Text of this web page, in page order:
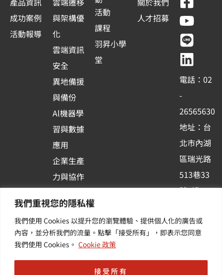
我們重視您的隱私權
我們使用 Cookies 以提升您的瀏覽體驗、提供個人化的廣告或
內容，並分析我們的流量。點擊「接受所有」，即表示您同意
我們使用 Cookies。 Cookie 政策
接受所有
成功案例
活動報導
與架構優
化
雲端資訊
安全
異地備援
與備份
Al機器學
習與數據
應用
企業生產
力與協作
台應用
其他／加
值服務
活動
課程
羽昇小學
堂
人才招募
a
c
e
b
o
o
k
-
s
q
u
a
r
o
u
t
u
b
e
i
n
e
i
n
k
e
d
i
n
電話：02
-
26565630
地址：台
北市內湖
區瑞光路
513巷33
號6樓
新訊 | 提
供您最新